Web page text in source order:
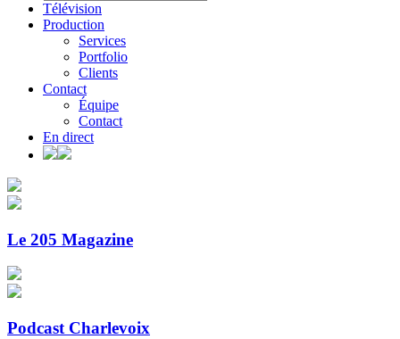
Télévision
Production
Services
Portfolio
Clients
Contact
Équipe
Contact
En direct
Le 205 Magazine
Podcast Charlevoix